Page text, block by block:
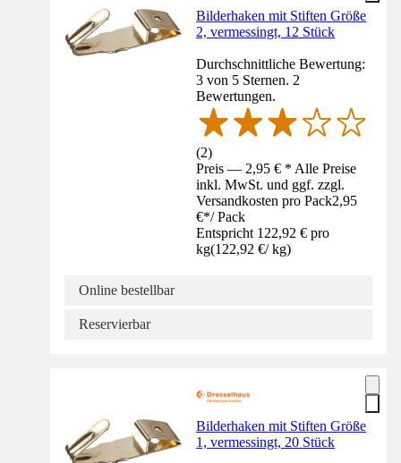
Bilderhaken mit Stiften Größe
2, vermessingt, 12 Stück
Durchschnittliche Bewertung:
3 von 5 Sternen. 2
Bewertungen.
(2)
Preis — 2,95 € * Alle Preise
inkl. MwSt. und ggf. zzgl.
Versandkosten pro Pack2,95
€*/ Pack
Entspricht 122,92 € pro
kg(122,92 €/ kg)
Online bestellbar
Reservierbar
Bilderhaken mit Stiften Größe
1, vermessingt, 20 Stück